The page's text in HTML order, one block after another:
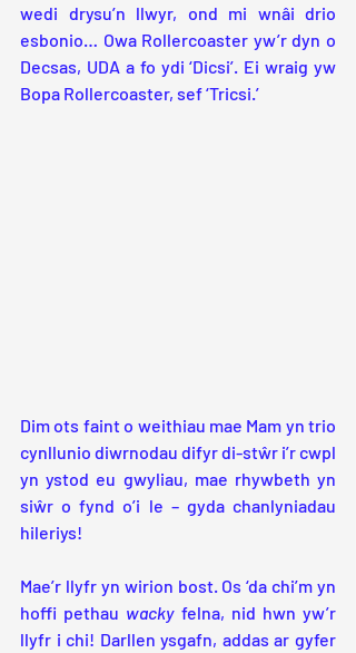
wedi drysu’n llwyr, ond mi wnâi drio
esbonio… Owa Rollercoaster yw’r dyn o
Decsas, UDA a fo ydi ‘Dicsi’. Ei wraig yw
Bopa Rollercoaster, sef ‘Tricsi.’
Dim ots faint o weithiau mae Mam yn trio
cynllunio diwrnodau difyr di-stŵr i’r cwpl
yn ystod eu gwyliau, mae rhywbeth yn
siŵr o fynd o’i le – gyda chanlyniadau
hileriys!
Mae’r llyfr yn wirion bost. Os ‘da chi’m yn
hoffi pethau wacky felna, nid hwn yw’r
llyfr i chi! Darllen ysgafn, addas ar gyfer